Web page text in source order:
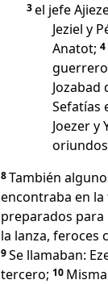
3el jefe
Jeziel y
Anatot; 4
Jozabad
Sefatías
Joezer y
8También
encontraba en
preparados para
la lanza, feroces
9Se llamaban:
tercero; 10